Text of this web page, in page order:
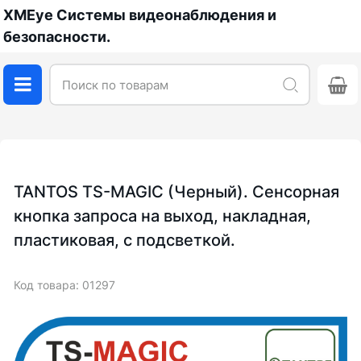
XMEye Системы видеонаблюдения и
безопасности.
TANTOS TS-MAGIC (Черный). Сенсорная
кнопка запроса на выход, накладная,
пластиковая, с подсветкой.
Код товара: 01297